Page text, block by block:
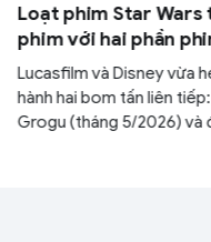
Loạt phim Star Wars
phim với hai phần
Lucasfilm và Disney vừa
hành hai bom tấn liên
Grogu (tháng 5/2026) và